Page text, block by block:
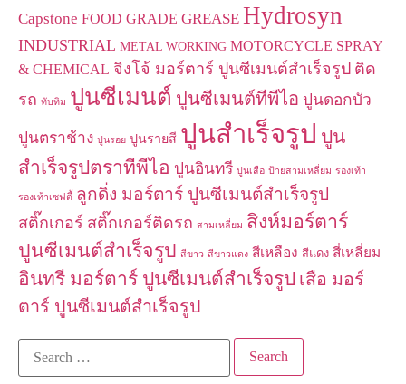
Capstone FOOD GRADE GREASE Hydrosyn
INDUSTRIAL METAL WORKING MOTORCYCLE SPRAY
& CHEMICAL จิงโจ้ มอร์ตาร์ ปูนซีเมนต์สำเร็จรูป ติด
รถ ทับทิม ปูนซีเมนต์ ปูนซีเมนต์ทีพีไอ ปูนดอกบัว
ปูนตราช้าง ปูนรอย ปูนรายสี ปูนสำเร็จรูป ปูน
สำเร็จรูปตราทีพีไอ ปูนอินทรี ปูนเสือ ป้ายสามเหลี่ยม รองเท้า
รองเท้าเซฟตี้ ลูกดิ่ง มอร์ตาร์ ปูนซีเมนต์สำเร็จรูป
สติ๊กเกอร์ สติ๊กเกอร์ติดรถ สามเหลี่ยม สิงห์มอร์ตาร์
ปูนซีเมนต์สำเร็จรูป สีขาว สีขาวแดง สีเหลือง สีแดง สี่เหลี่ยม
อินทรี มอร์ตาร์ ปูนซีเมนต์สำเร็จรูป เสือ มอร์
ตาร์ ปูนซีเมนต์สำเร็จรูป